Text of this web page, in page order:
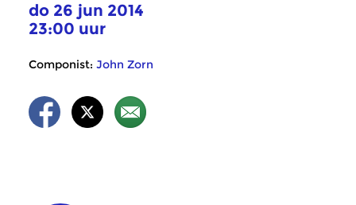
do 26 jun 2014
23:00 uur
Componist: John Zorn